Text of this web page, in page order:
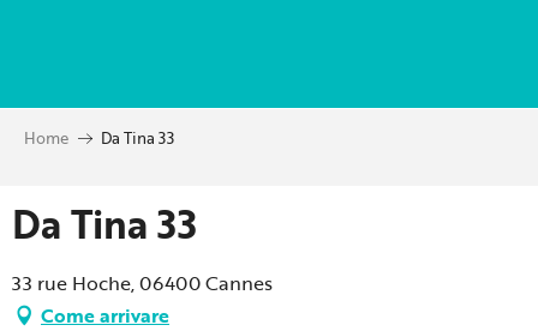
principal
Home Da Tina 33
Da Tina 33
33 rue Hoche, 06400 Cannes
Come arrivare